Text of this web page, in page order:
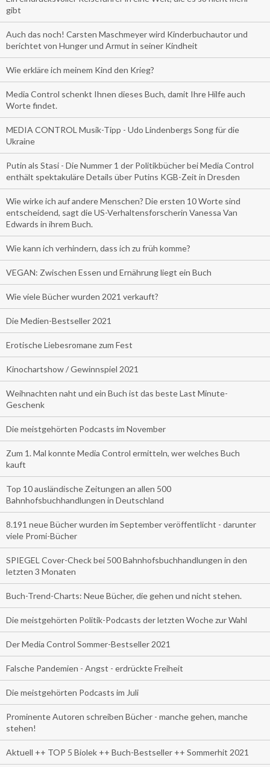
gibt
Auch das noch! Carsten Maschmeyer wird Kinderbuchautor und
berichtet von Hunger und Armut in seiner Kindheit
Wie erkläre ich meinem Kind den Krieg?
Media Control schenkt Ihnen dieses Buch, damit Ihre Hilfe auch
Worte findet.
MEDIA CONTROL Musik-Tipp - Udo Lindenbergs Song für die
Ukraine
Putin als Stasi - Die Nummer 1 der Politikbücher bei Media Control
enthält spektakuläre Details über Putins KGB-Zeit in Dresden
Wie wirke ich auf andere Menschen? Die ersten 10 Worte sind
entscheidend, sagt die US-Verhaltensforscherin Vanessa Van
Edwards in ihrem Buch.
Wie kann ich verhindern, dass ich zu früh komme?
VEGAN: Zwischen Essen und Ernährung liegt ein Buch
Wie viele Bücher wurden 2021 verkauft?
Die Medien-Bestseller 2021
Erotische Liebesromane zum Fest
Kinochartshow / Gewinnspiel 2021
Weihnachten naht und ein Buch ist das beste Last Minute-
Geschenk
Die meistgehörten Podcasts im November
Zum 1. Mal konnte Media Control ermitteln, wer welches Buch
kauft
Top 10 ausländische Zeitungen an allen 500
Bahnhofsbuchhandlungen in Deutschland
8.191 neue Bücher wurden im September veröffentlicht - darunter
viele Promi-Bücher
SPIEGEL Cover-Check bei 500 Bahnhofsbuchhandlungen in den
letzten 3 Monaten
Buch-Trend-Charts: Neue Bücher, die gehen und nicht stehen.
Die meistgehörten Politik-Podcasts der letzten Woche zur Wahl
Der Media Control Sommer-Bestseller 2021
Falsche Pandemien - Angst - erdrückte Freiheit
Die meistgehörten Podcasts im Juli
Prominente Autoren schreiben Bücher - manche gehen, manche
stehen!
Aktuell ++ TOP 5 Biolek ++ Buch-Bestseller ++ Sommerhit 2021